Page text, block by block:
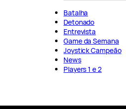
Batalha
Detonado
Entrevista
Game da Semana
Joystick Campeão
News
Players 1 e 2